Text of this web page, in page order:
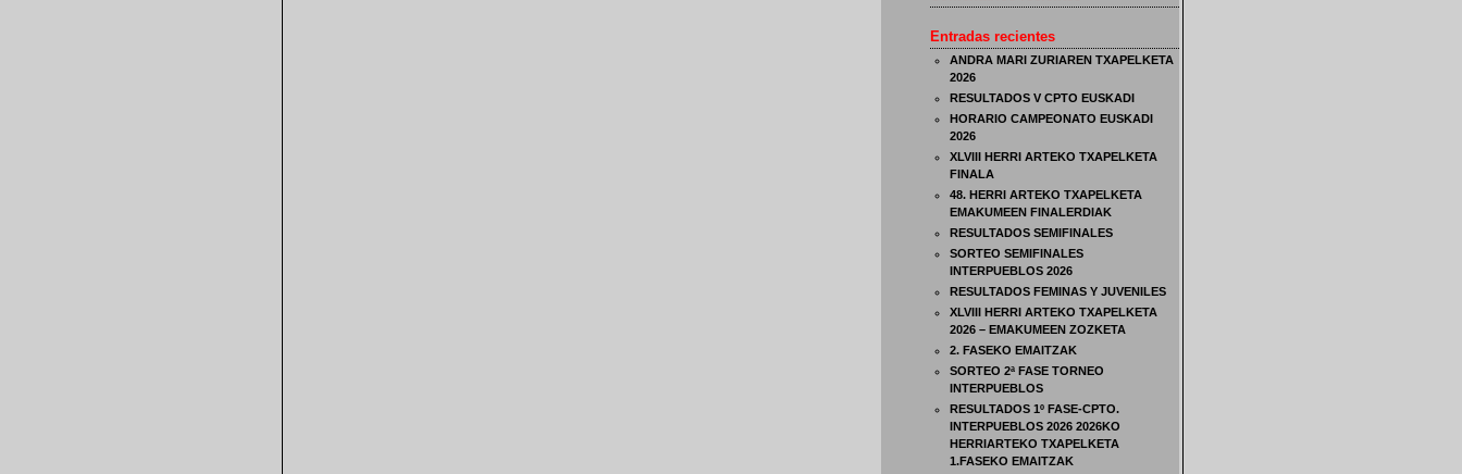
Entradas recientes
ANDRA MARI ZURIAREN TXAPELKETA
2026
RESULTADOS V CPTO EUSKADI
HORARIO CAMPEONATO EUSKADI
2026
XLVIII HERRI ARTEKO TXAPELKETA
FINALA
48. HERRI ARTEKO TXAPELKETA
EMAKUMEEN FINALERDIAK
RESULTADOS SEMIFINALES
SORTEO SEMIFINALES
INTERPUEBLOS 2026
RESULTADOS FEMINAS Y JUVENILES
XLVIII HERRI ARTEKO TXAPELKETA
2026 – EMAKUMEEN ZOZKETA
2. FASEKO EMAITZAK
SORTEO 2ª FASE TORNEO
INTERPUEBLOS
RESULTADOS 1º FASE-CPTO.
INTERPUEBLOS 2026 2026KO
HERRIARTEKO TXAPELKETA
1.FASEKO EMAITZAK